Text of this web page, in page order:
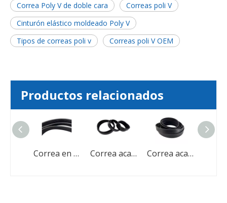
Correa Poly V de doble cara
Correas poli V
Cinturón elástico moldeado Poly V
Tipos de correas poli v
Correas poli V OEM
Productos relacionados
Correa en V serpentina automotriz acanalada EPDM CR Correa acanalada Poly V de caucho automotriz Baopower Correa acanalada Poly V de caucho para motor de automóvil automotriz